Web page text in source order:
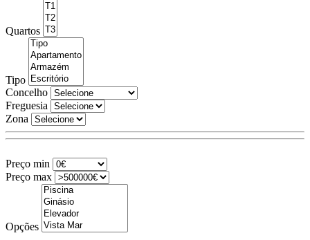
Quartos
Tipo
Concelho
Freguesia
Zona
Preço min
Preço max
Opções